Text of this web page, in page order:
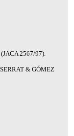
2567/97).
& GÓMEZ